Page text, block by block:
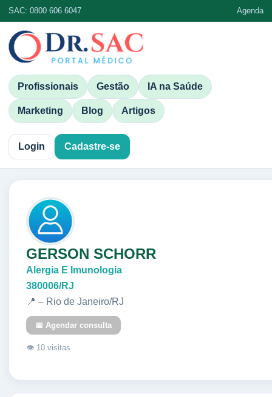
SAC: 0800 606 6047 Agenda
Profissionais Gestão IA na Saúde
Marketing Blog Artigos
Login Cadastre-se
GERSON SCHORR
Alergia E Imunologia
380006/RJ
📍 – Rio de Janeiro/RJ
📅 Agendar consulta
👁 10 visitas